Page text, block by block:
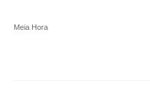
Meia Hora